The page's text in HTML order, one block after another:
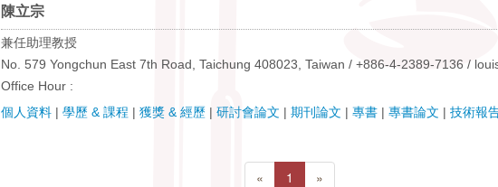
陳立宗
兼任助理教授
No. 579 Yongchun East 7th Road, Taichung 408023, Taiwan / +886-4-2389-7136 /
Office Hour :
個人資料 | 學歷 & 課程 | 獲獎 & 經歷 | 研討會論文 | 期刊論文 | 專書 | 專書論文 | 技術報
« 1 »